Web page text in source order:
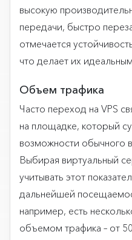
высокую
передачи, быстро
отмечается
что делает их
Объем трафика
Часто переход на VPS
на площадке, который
возможности обычного
Выбирая виртуальный
учитывать этот
дальнейшей
например, есть
объемом трафика – от